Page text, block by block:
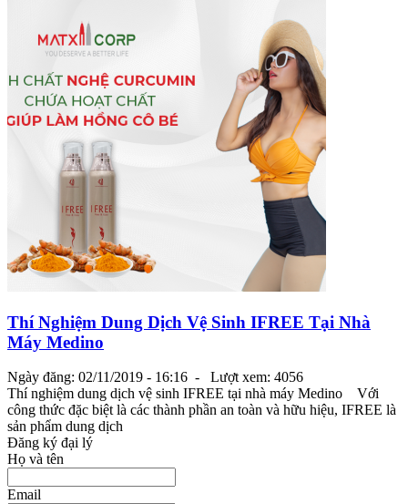
Thí Nghiệm Dung Dịch Vệ Sinh IFREE Tại Nhà
Máy Medino
Ngày đăng: 02/11/2019 - 16:16 -
Lượt xem: 4056
Thí nghiệm dung dịch vệ sinh IFREE tại nhà máy Medino Với
công thức đặc biệt là các thành phần an toàn và hữu hiệu, IFREE là
sản phẩm dung dịch
Đăng ký đại lý
Họ và tên
Email